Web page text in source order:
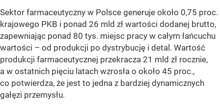
Sektor farmaceutyczny w Polsce generuje około 0,75 proc.
krajowego PKB i ponad 26 mld zł wartości dodanej brutto,
zapewniając ponad 80 tys. miejsc pracy w całym łańcuchu
wartości – od produkcji po dystrybucję i detal. Wartość
produkcji farmaceutycznej przekracza 21 mld zł rocznie,
a w ostatnich pięciu latach wzrosła o około 45 proc.,
co potwierdza, że jest to jedna z bardziej dynamicznych
gałęzi przemysłu.